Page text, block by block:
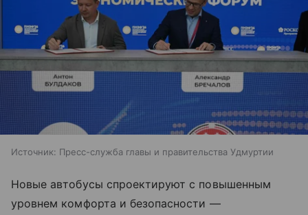
Источник: Пресс-служба главы и правительства Удмуртии
Новые автобусы спроектируют с повышенным
уровнем комфорта и безопасности —